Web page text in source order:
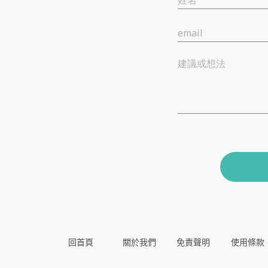
email
建議或想法
回首頁 關於我們 免責聲明 使用條款